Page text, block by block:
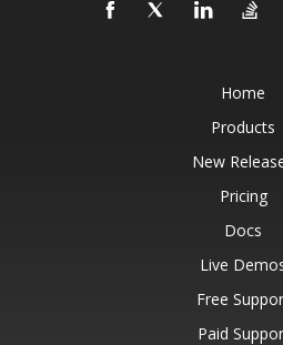
Home
Products
New
Pricing
Docs
Live
Free
Paid